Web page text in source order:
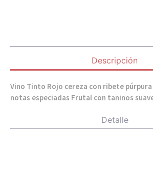
Descripción
Detalle
Vino Tinto Rojo cereza con ribete
notas especiadas Frutal con taninos